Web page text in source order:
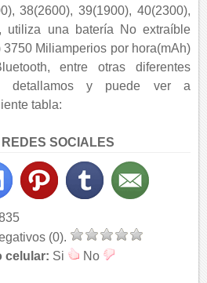
38(2600), 39(1900), 40(2300),
utiliza una batería No extraíble
Miliamperios por hora(mAh)
entre otras diferentes
detallamos y puede ver a
tabla:
SOCIALES
(0).
celular: Si No